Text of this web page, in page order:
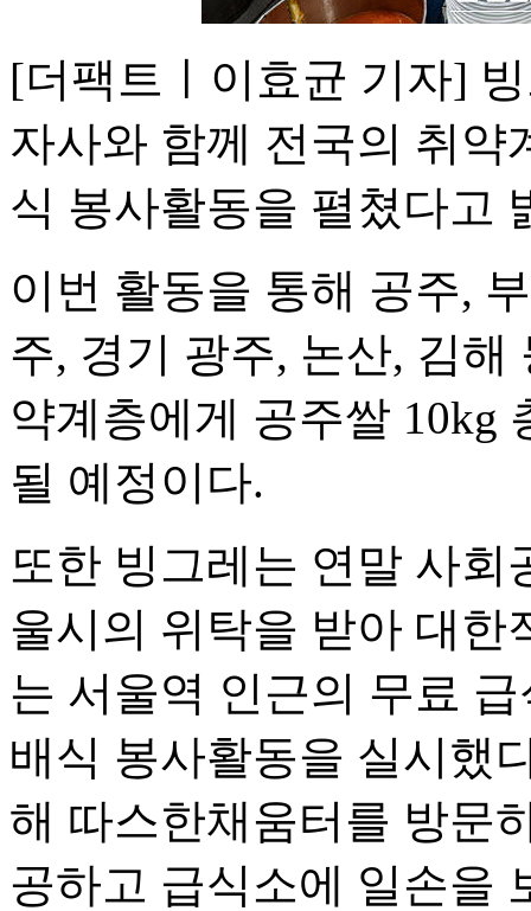
[더팩트ㅣ이효균 기자]
자사와 함께 전국의 취약
식 봉사활동을 펼쳤다고
이번 활동을 통해 공주,
주, 경기 광주, 논산, 김
약계층에게 공주쌀 10kg
될 예정이다.
또한 빙그레는 연말 사회
울시의 위탁을 받아 대한
는 서울역 인근의 무료
배식 봉사활동을 실시했
해 따스한채움터를 방문
공하고 급식소에 일손을